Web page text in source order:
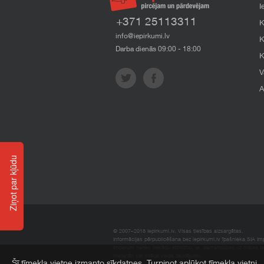
+371 25113311
info@iepirkumi.lv
Darba dienās 09:00 - 18:00
© 2007–2018 Iepirkumi.lv. Visas tiesības aizsargātas.
Informācijas pārpublicēšana bez iepirkumi.lv īpašnieka SIA
Ziņot par kļūdu